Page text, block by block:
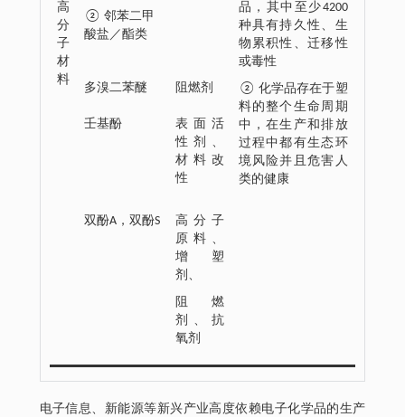
高
分
子
材
料
② 邻苯二甲
酸盐／酯类
品，其中至少4200
种具有持久性、生
物累积性、迁移性
或毒性
② 化学品存在于塑
料的整个生命周期
中，在生产和排放
过程中都有生态环
境风险并且危害人
类的健康
多溴二苯醚 阻燃剂
壬基酚
表面活
性剂、
材料改
性
双酚A，双酚S
高分子
原料、
增塑
剂、
阻燃
剂、抗
氧剂
电子信息、新能源等新兴产业高度依赖电子化学品的生产